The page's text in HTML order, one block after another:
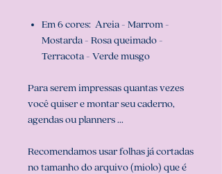
Em 6 cores: Areia - Marrom -
Mostarda - Rosa queimado -
Terracota - Verde musgo
Para serem impressas quantas vezes
você quiser e montar seu caderno,
agendas ou planners ...
Recomendamos usar folhas já cortadas
no tamanho do arquivo (miolo) que é